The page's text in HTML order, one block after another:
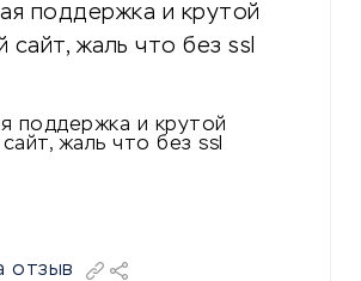
поддержка и крутой
сайт, жаль что без ssl
поддержка и крутой
жаль что без ssl
отзыв